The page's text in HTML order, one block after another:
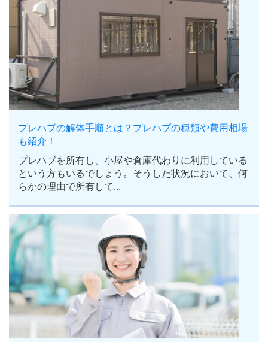
プレハブの解体手順とは？プレハブの種類や費用相場
も紹介！
プレハブを所有し、小屋や倉庫代わりに利用している
という方もいるでしょう。そうした状況において、何
らかの理由で所有して...